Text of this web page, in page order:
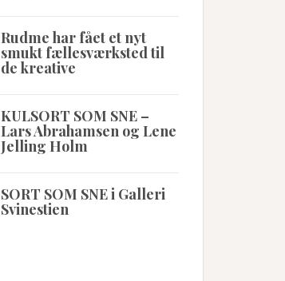
Rudme har fået et nyt
smukt fællesværksted til
de kreative
KULSORT SOM SNE –
Lars Abrahamsen og Lene
Jelling Holm
SORT SOM SNE i Galleri
Svinestien